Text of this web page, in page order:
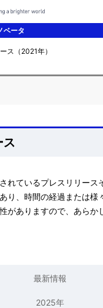
ベータ
ス（2021年）
ス
れているプレスリリース
り、時間の経過または様
がありますので、あらか
最新情報
2025年